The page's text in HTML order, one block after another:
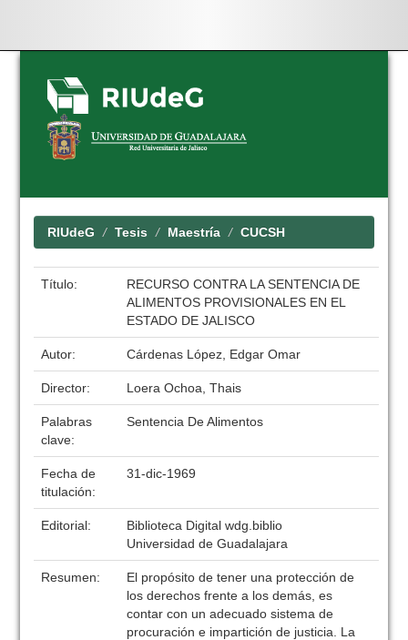
Skip
navigation
RIUdeG Tesis Maestría CUCSH
Título:
RECURSO CONTRA LA SENTENCIA DE
ALIMENTOS PROVISIONALES EN EL
ESTADO DE JALISCO
Autor: Cárdenas López, Edgar Omar
Director: Loera Ochoa, Thais
Palabras
clave:
Sentencia De Alimentos
Fecha de
titulación:
31-dic-1969
Editorial:
Biblioteca Digital wdg.biblio
Universidad de Guadalajara
Resumen:
El propósito de tener una protección de
los derechos frente a los demás, es
contar con un adecuado sistema de
procuración e impartición de justicia. La